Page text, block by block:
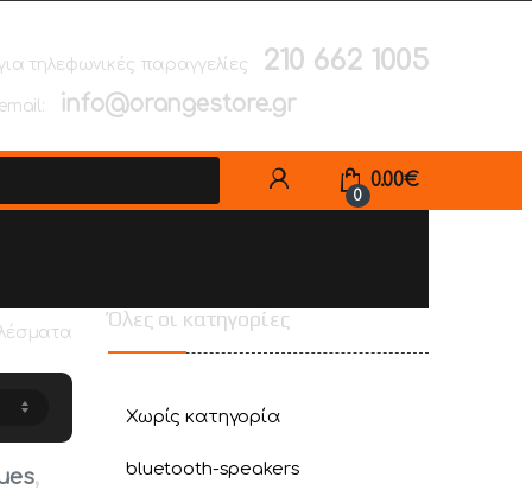
τηλεφωνικές παραγγελίες 210 662 1005
email: info@orangestore.gr
0
0.00€
,
Όλες οι κατηγορίες
Χωρίς κατηγορία
bluetooth-speakers